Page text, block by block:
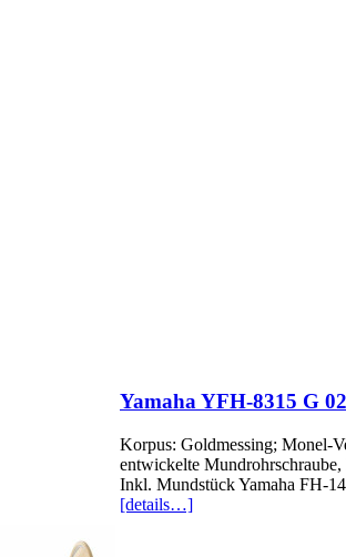
Yamaha YFH-8315 G
Korpus: Goldmessing; Monel-
entwickelte
Inkl. Mundstück Yamaha FH-
[details…]